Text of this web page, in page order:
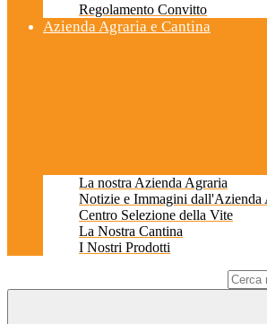
Regolamento Convitto
Azienda Agraria e Cantina
La nostra Azienda Agraria
Notizie e Immagini dall'Azienda
Centro Selezione della Vite
La Nostra Cantina
I Nostri Prodotti